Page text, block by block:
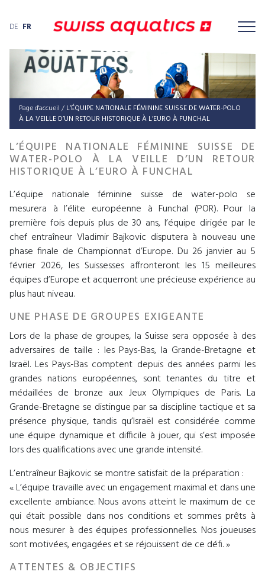
DE FR
Page d'accueil / L’ÉQUIPE NATIONALE FÉMININE SUISSE DE WATER-POLO
À LA VEILLE D’UN RETOUR HISTORIQUE À L’EURO À FUNCHAL
L’ÉQUIPE NATIONALE FÉMININE SUISSE DE
WATER-POLO À LA VEILLE D’UN RETOUR
HISTORIQUE À L’EURO À FUNCHAL
L’équipe nationale féminine suisse de water-polo se
mesurera à l’élite européenne à Funchal (POR). Pour la
première fois depuis plus de 30 ans, l’équipe dirigée par le
chef entraîneur Vladimir Bajkovic disputera à nouveau une
phase finale de Championnat d’Europe. Du 26 janvier au 5
février 2026, les Suissesses affronteront les 15 meilleures
équipes d’Europe et acquerront une précieuse expérience au
plus haut niveau.
UNE PHASE DE GROUPES EXIGEANTE
Lors de la phase de groupes, la Suisse sera opposée à des
adversaires de taille : les Pays-Bas, la Grande-Bretagne et
Israël. Les Pays-Bas comptent depuis des années parmi les
grandes nations européennes, sont tenantes du titre et
médaillées de bronze aux Jeux Olympiques de Paris. La
Grande-Bretagne se distingue par sa discipline tactique et sa
présence physique, tandis qu’Israël est considérée comme
une équipe dynamique et difficile à jouer, qui s’est imposée
lors des qualifications avec une grande intensité.
L’entraîneur Bajkovic se montre satisfait de la préparation :
« L’équipe travaille avec un engagement maximal et dans une
excellente ambiance. Nous avons atteint le maximum de ce
qui était possible dans nos conditions et sommes prêts à
nous mesurer à des équipes professionnelles. Nos joueuses
sont motivées, engagées et se réjouissent de ce défi. »
ATTENTES & OBJECTIFS